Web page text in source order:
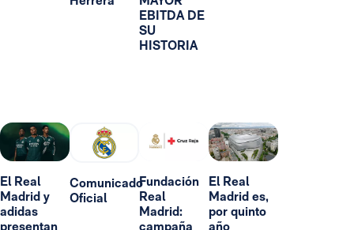
EBITDA DE
SU
HISTORIA
El Real
Madrid y
adidas
presentan
Comunicado
Oficial
Fundación
Real
Madrid:
campaña
El Real
Madrid es,
por quinto
año